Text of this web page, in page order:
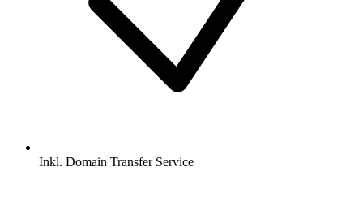
Inkl. Domain Transfer Service